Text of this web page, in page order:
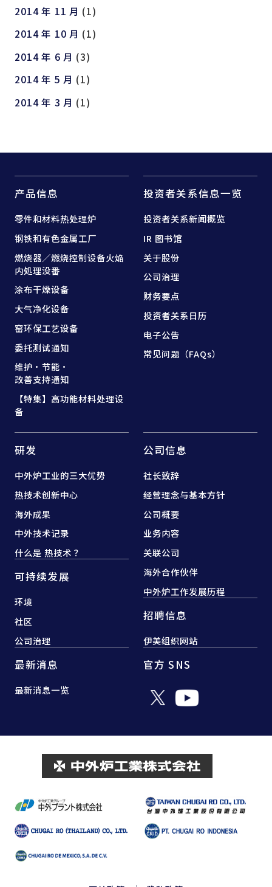
2014 年 11 月 (1)
2014 年 10 月 (1)
2014 年 6 月 (3)
2014 年 5 月 (1)
2014 年 3 月 (1)
产品信息
零件和材料热处理炉
钢铁和有色金属工厂
燃烧器／燃烧控制设备火焔
内処理没番
涂布干燥设备
大气净化设备
窑环保工艺设备
委托测试通知
维护·节能·
改善支持通知
【特集】高功能材料处理设
备
投资者关系信息一览
投资者关系新闻概览
IR 图书馆
关于股份
公司治理
财务要点
投资者关系日历
电子公告
常见问题（FAQs）
研发
中外炉工业的三大优势
热技术创新中心
海外成果
中外技术记录
什么是 热技术 ？
可持续发展
环境
社区
公司治理
最新消息
最新消息一览
公司信息
社长致辞
经营理念与基本方针
公司概要
业务内容
关联公司
海外合作伙伴
中外炉工作发展历程
招聘信息
伊美组织网站
官方 SNS